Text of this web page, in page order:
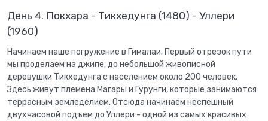
День 4. Покхара - Tикхедунга (1480) - Уллери
(1960)
Начинаем наше погружение в Гималаи. Первый отрезок пути
мы проделаем на джипе, до небольшой живописной
деревушки Тикхедунга с населением около 200 человек.
Здесь живут племена Магары и Гурунги, которые занимаются
террасным земледелием. Отсюда начинаем неспешный
двухчасовой подъем до Уллери - одной из самых красивых